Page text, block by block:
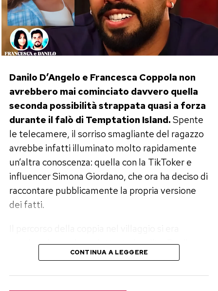
Danilo D’Angelo e Francesca Coppola non
avrebbero mai cominciato davvero quella
seconda possibilità strappata quasi a forza
durante il falò di Temptation Island.Spente
le telecamere, il sorriso smagliante del ragazzo
avrebbe infatti illuminato molto rapidamente
un’altra conoscenza: quella con la TikToker e
influencer Simona Giordano, che ora ha deciso di
raccontare pubblicamente la propria versione
dei fatti.
concluso in maniera piuttosto insolita. Danilo
sembrava intenzionato a lasciare Francesca, ma
CONTINUA A LEGGERE